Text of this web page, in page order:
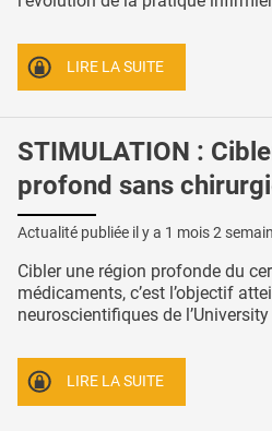
LIRE LA SUITE
STIMULATION :
profond sans
Actualité publiée il y a 1 mois 2
Cibler une région profonde du
médicaments, c’est l’objectif
neuroscientifiques de
LIRE LA SUITE